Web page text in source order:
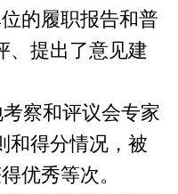
的履职报告和普
、提出了意见建
察和评议会专家
和得分情况，被
优秀等次。